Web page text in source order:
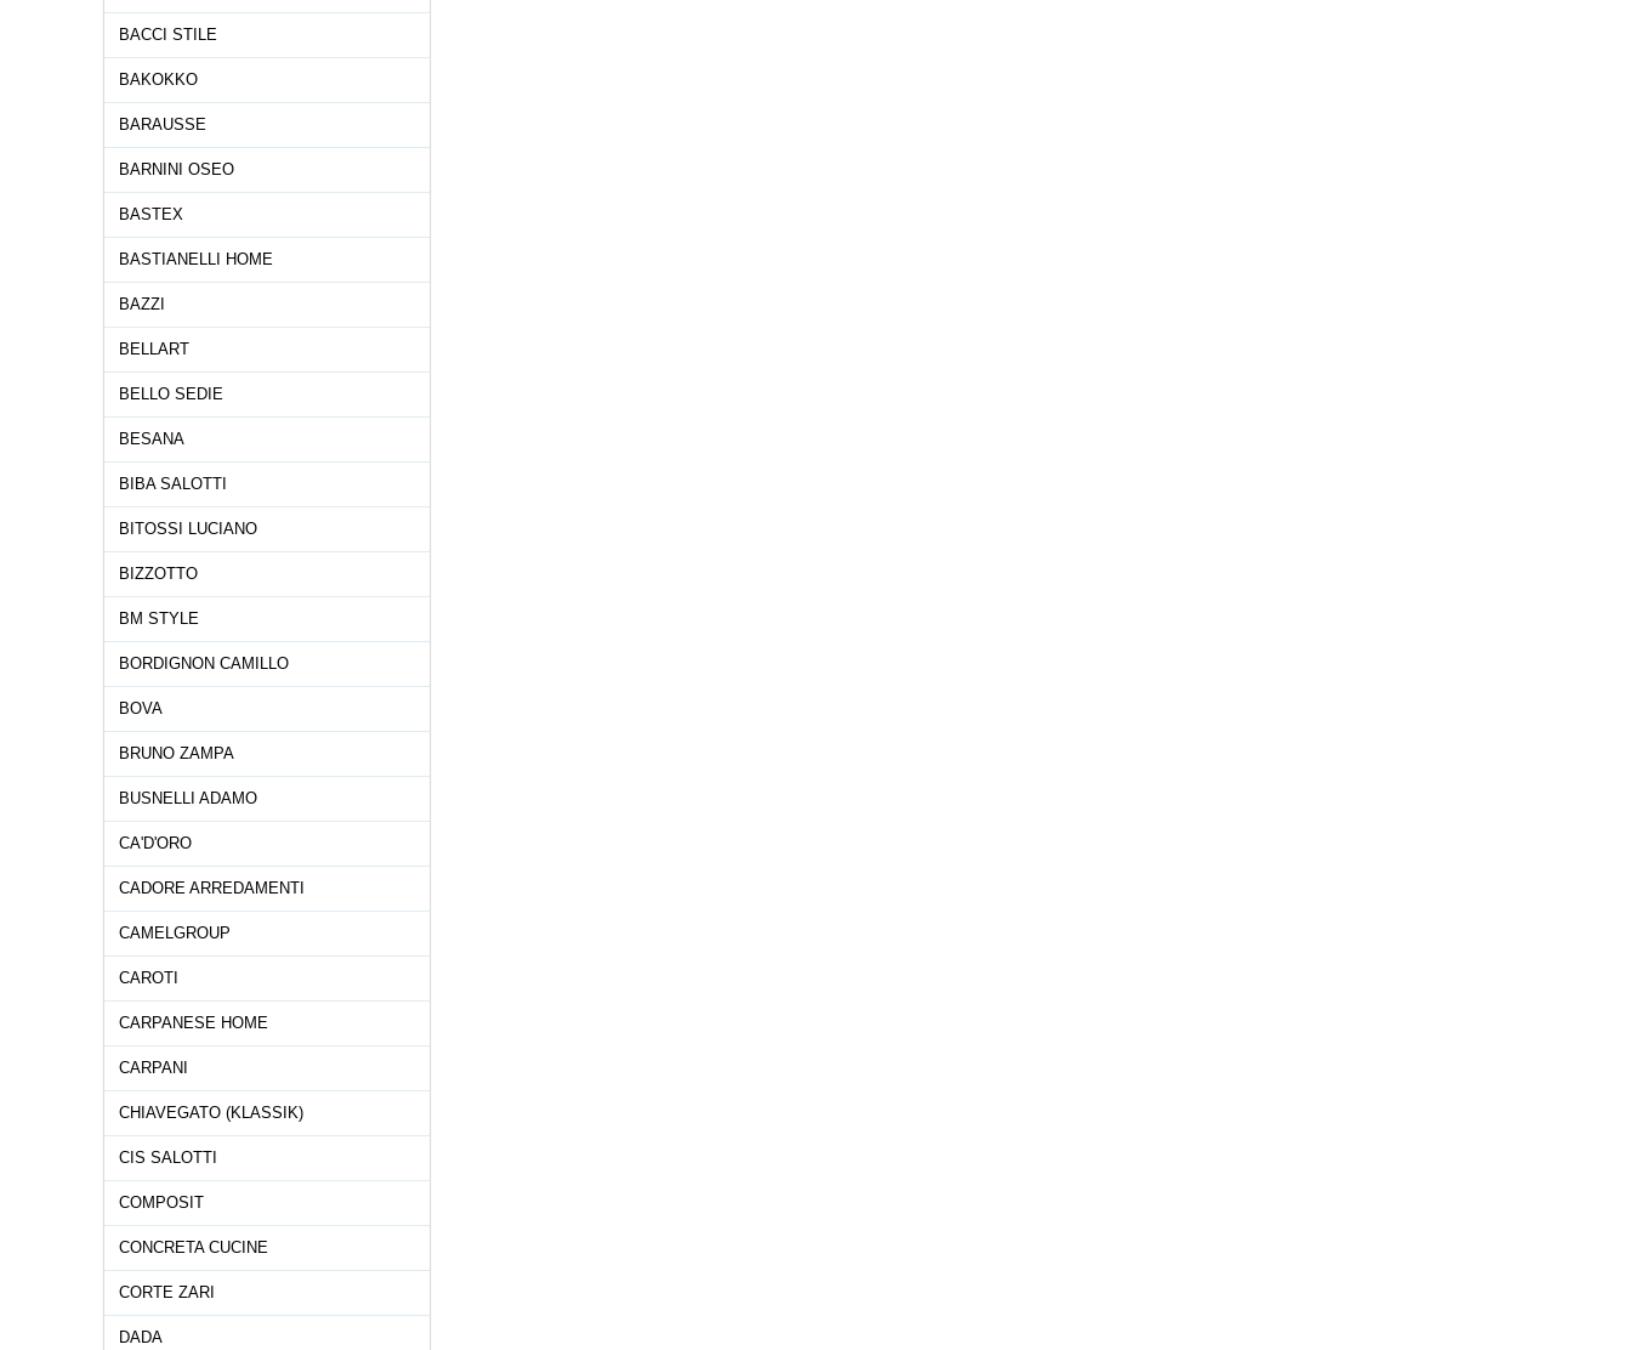
BACCI STILE
BAKOKKO
BARAUSSE
BARNINI OSEO
BASTEX
BASTIANELLI HOME
BAZZI
BELLART
BELLO SEDIE
BESANA
BIBA SALOTTI
BITOSSI LUCIANO
BIZZOTTO
BM STYLE
BORDIGNON CAMILLO
BOVA
BRUNO ZAMPA
BUSNELLI ADAMO
CA'D'ORO
CADORE ARREDAMENTI
CAMELGROUP
CAROTI
CARPANESE HOME
CARPANI
CHIAVEGATO (KLASSIK)
CIS SALOTTI
COMPOSIT
CONCRETA CUCINE
CORTE ZARI
DADA